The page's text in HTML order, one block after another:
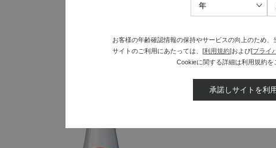
お客様の年齢確認情報の保持やサービスの向上のため、
サイトのご利用にあたっては、[利用規約]および[プライ
Cookieに関する詳細は利用規約を
承諾しサイトを利